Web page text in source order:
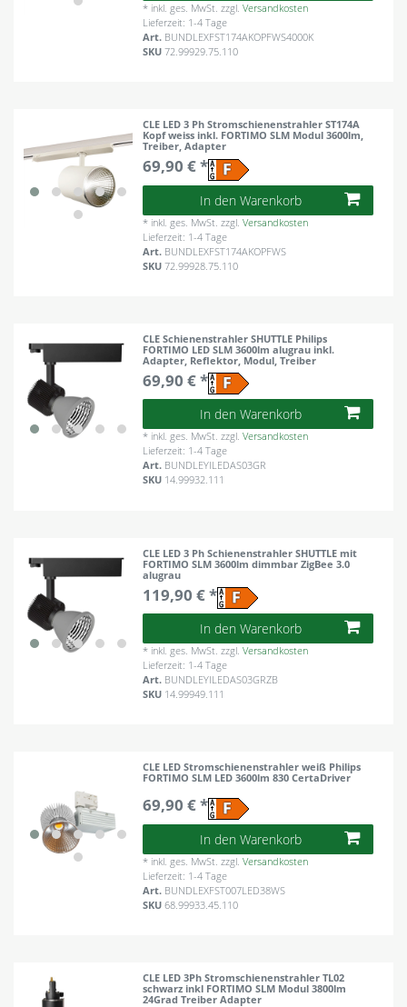
* inkl. ges. MwSt. zzgl.Versandkosten
Lieferzeit: 1-4 Tage
Art. BUNDLEXFST174AKOPFWS4000K
SKU72.99929.75.110
CLE LED 3 Ph Stromschienenstrahler ST174A
Kopf weiss inkl. FORTIMO SLM Modul 3600lm,
Treiber, Adapter
69,90 € *
In den Warenkorb
* inkl. ges. MwSt. zzgl.Versandkosten
Lieferzeit: 1-4 Tage
Art. BUNDLEXFST174AKOPFWS
SKU72.99928.75.110
CLE Schienenstrahler SHUTTLE Philips
FORTIMO LED SLM 3600lm alugrau inkl.
Adapter, Reflektor, Modul, Treiber
69,90 € *
In den Warenkorb
* inkl. ges. MwSt. zzgl.Versandkosten
Lieferzeit: 1-4 Tage
Art. BUNDLEYILEDAS03GR
SKU 14.99932.111
CLE LED 3 Ph Schienenstrahler SHUTTLE mit
FORTIMO SLM 3600lm dimmbar ZigBee 3.0
alugrau
119,90 € *
In den Warenkorb
* inkl. ges. MwSt. zzgl.Versandkosten
Lieferzeit: 1-4 Tage
Art. BUNDLEYILEDAS03GRZB
SKU 14.99949.111
CLE LED Stromschienenstrahler weiß Philips
FORTIMO SLM LED 3600lm 830 CertaDriver
69,90 € *
In den Warenkorb
* inkl. ges. MwSt. zzgl.Versandkosten
Lieferzeit: 1-4 Tage
Art. BUNDLEXFST007LED38WS
SKU68.99933.45.110
CLE LED 3Ph Stromschienenstrahler TL02
schwarz inkl FORTIMO SLM Modul 3800lm
24Grad Treiber Adapter